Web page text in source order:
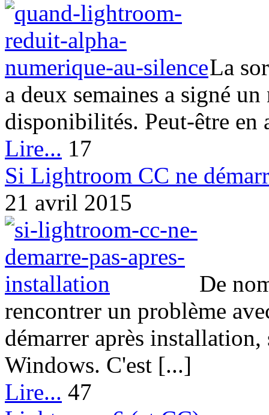
La
a deux semaines a signé
disponibilités. Peut-être
Lire... 17
Si Lightroom CC ne
21 avril 2015
De
rencontrer un problème
démarrer après
Windows. C'est [...]
Lire... 47